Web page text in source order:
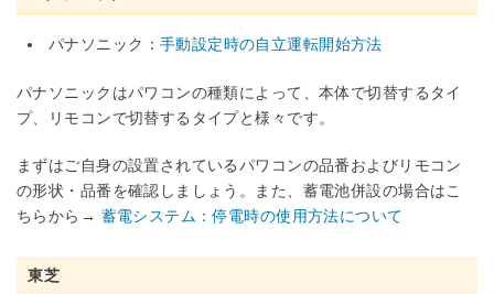
パナソニック： 手動設定時の自立運転開始方法
パナソニックはパワコンの種類によって、本体で切替するタイ
プ、リモコンで切替するタイプと様々です。
まずはご自身の設置されているパワコンの品番およびリモコン
の形状・品番を確認しましょう。また、蓄電池併設の場合はこ
ちらから→ 蓄電システム：停電時の使用方法について
東芝